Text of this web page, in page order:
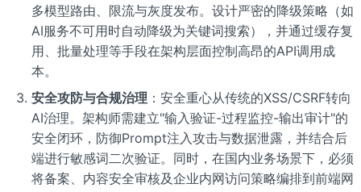
多模型路由、限流与灰度发布。设计严密的降级策略（如
AI服务不可用时自动降级为关键词搜索），并通过缓存复
用、批量处理等手段在架构层面控制高昂的API调用成
本。
安全攻防与合规治理 ：安全重心从传统的XSS/CSRF转向
AI治理。架构师需建立"输入验证-过程监控-输出审计"的
安全闭环，防御Prompt注入攻击与数据泄露，并结合后
端进行敏感词二次验证。同时，在国内业务场景下，必须
将备案、内容安全审核及企业内网访问策略编排到前端网